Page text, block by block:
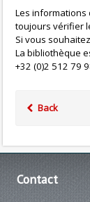
Les
toujours vérifier
Si vous
La bibliothèque
+32 (0)2 512 79
Back
Contact